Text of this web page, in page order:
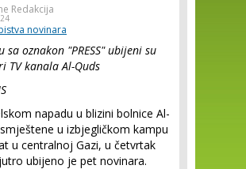
Redakcija
novinara
sa oznakon "PRESS" ubijeni su
TV kanala Al-Quds
napadu u blizini bolnice Al-
u izbjegličkom kampu
u centralnoj Gazi, u četvrtak
ubijeno je pet novinara.